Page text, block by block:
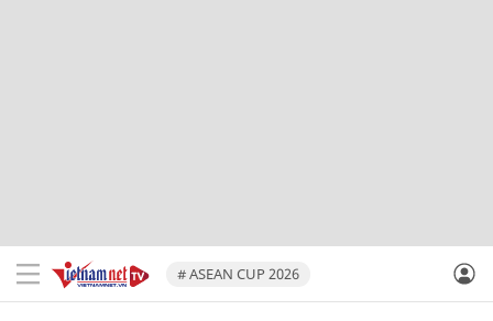
# ASEAN CUP 2026